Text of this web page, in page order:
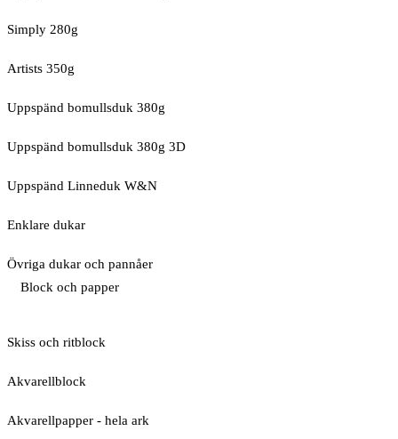
Simply 280g
Artists 350g
Uppspänd bomullsduk 380g
Uppspänd bomullsduk 380g 3D
Uppspänd Linneduk W&N
Enklare dukar
Övriga dukar och pannåer
Block och papper
Skiss och ritblock
Akvarellblock
Akvarellpapper - hela ark